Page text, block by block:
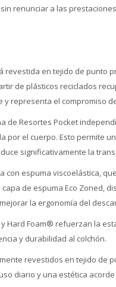
renunciar a las
revestida en tejido de punto
de plásticos reciclados
representa el compromiso
de Resortes Pocket
por el cuerpo. Esto permite
significativamente la
con espuma viscoelástica,
de espuma Eco Zoned,
la ergonomía del
Hard Foam® refuerzan la
y durabilidad al colchón.
revestidos en tejido de
diario y una estética